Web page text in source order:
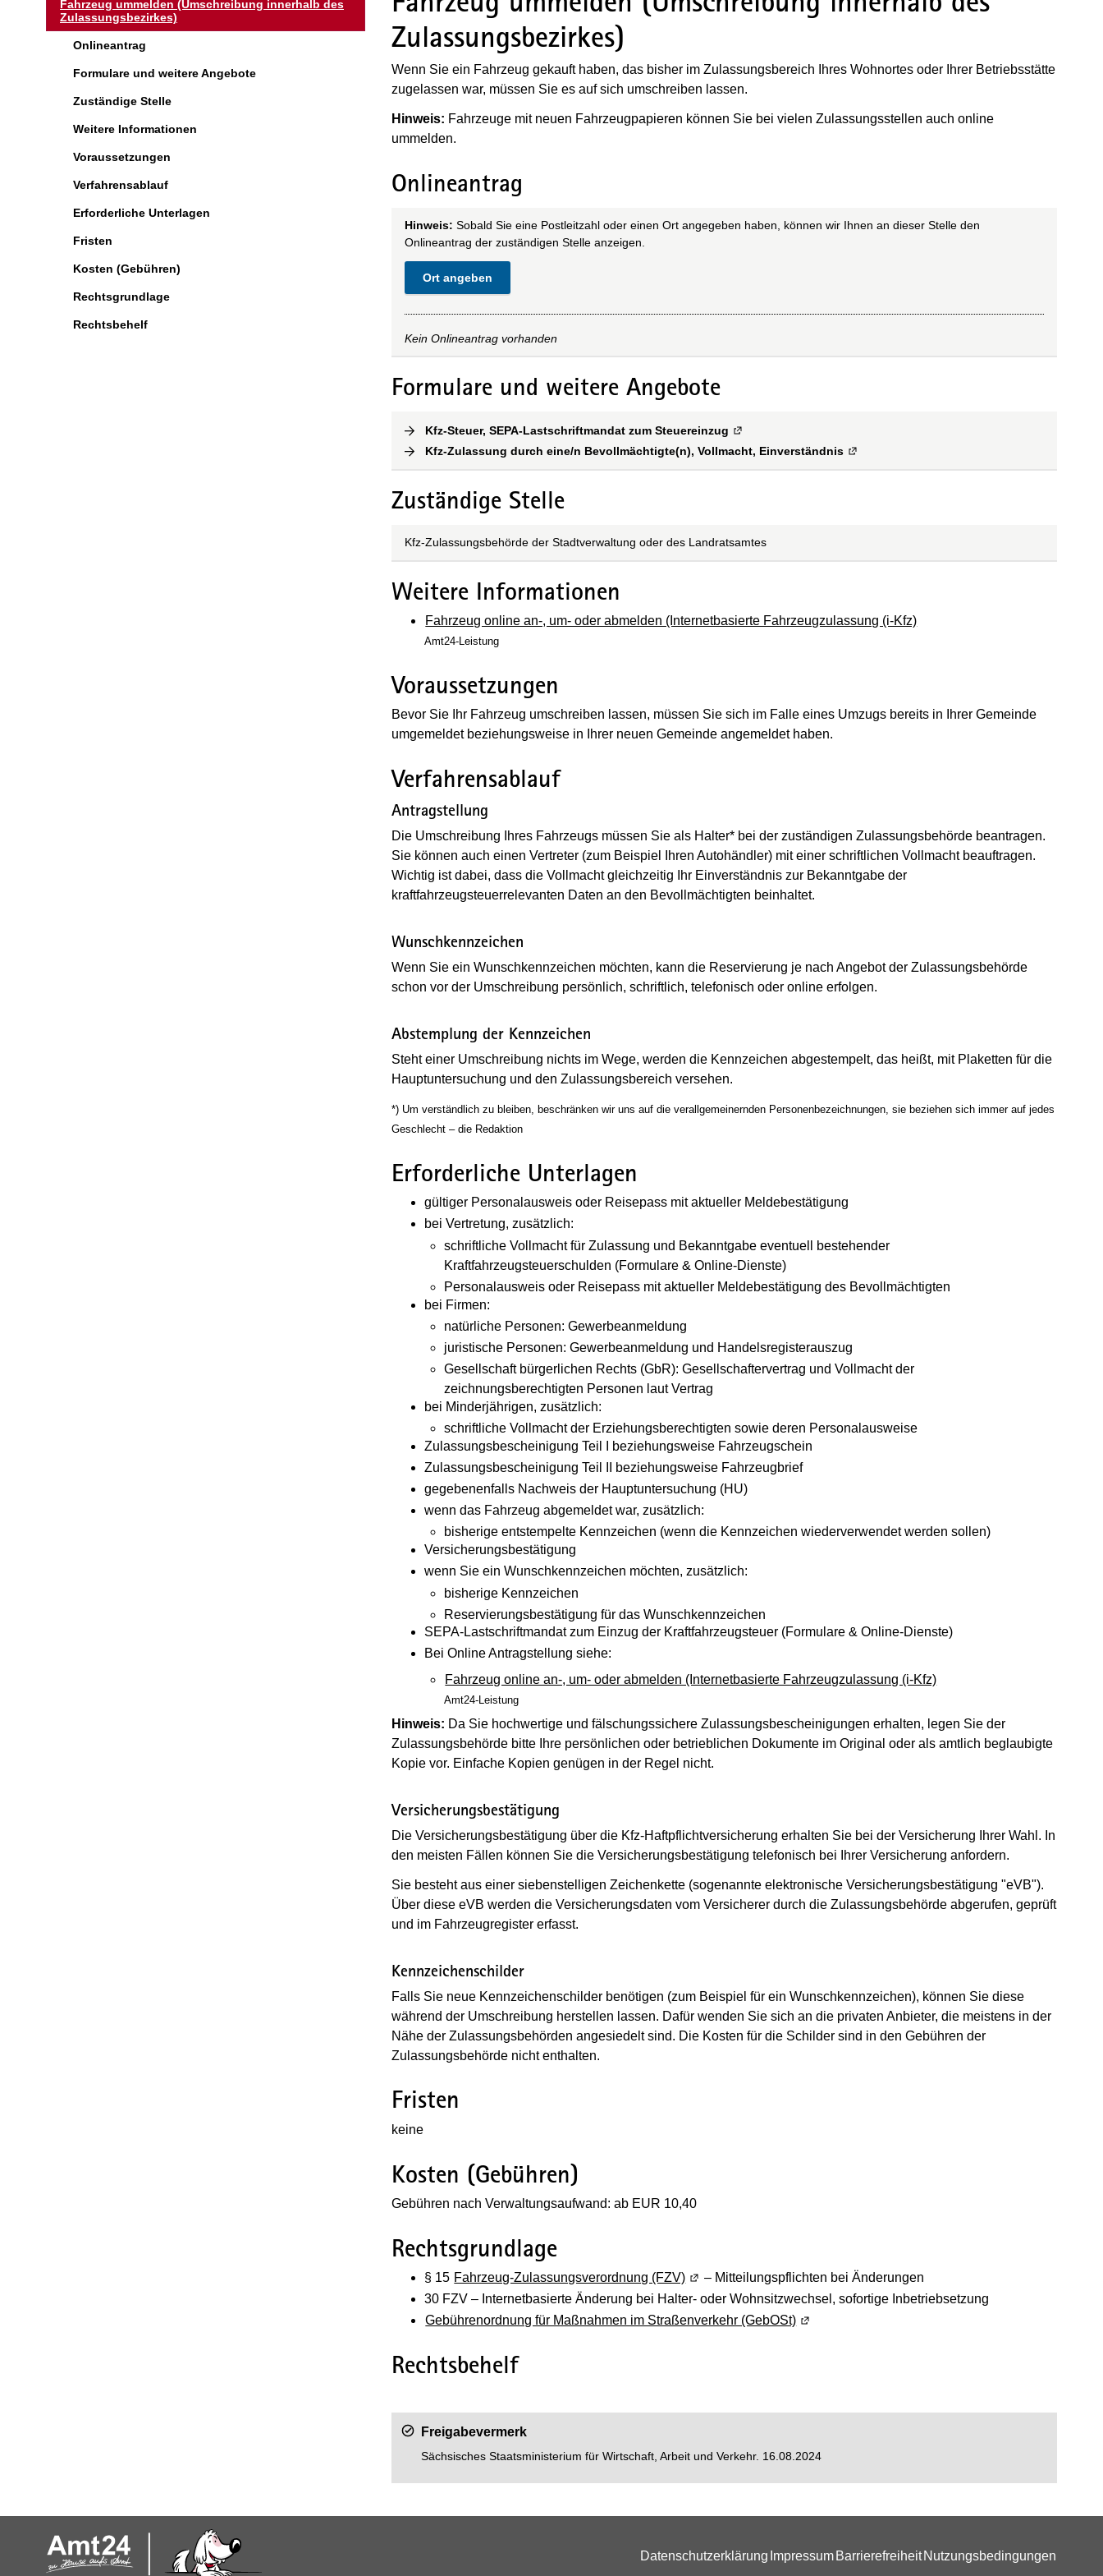
Fahrzeug ummelden (Umschreibung innerhalb des
Zulassungsbezirkes)
Onlineantrag
Formulare und weitere Angebote
Zuständige Stelle
Weitere Informationen
Voraussetzungen
Verfahrensablauf
Erforderliche Unterlagen
Fristen
Kosten (Gebühren)
Rechtsgrundlage
Rechtsbehelf
Zulassungsbezirkes)
Wenn Sie ein Fahrzeug gekauft haben, das bisher im Zulassungsbereich Ihres Wohnortes oder Ihrer Betriebsstätte
zugelassen war, müssen Sie es auf sich umschreiben lassen.
Hinweis: Fahrzeuge mit neuen Fahrzeugpapieren können Sie bei vielen Zulassungsstellen auch online
ummelden.
Onlineantrag
Hinweis: Sobald Sie eine Postleitzahl oder einen Ort angegeben haben, können wir Ihnen an dieser Stelle den
Onlineantrag der zuständigen Stelle anzeigen.
Ort angeben
Kein Onlineantrag vorhanden
Formulare und weitere Angebote
Kfz-Steuer, SEPA-Lastschriftmandat zum Steuereinzug Externe Verlinkung
Kfz-Zulassung durch eine/n Bevollmächtigte(n), Vollmacht, Einverständnis Externe Verlinkung
Zuständige Stelle
Kfz-Zulassungsbehörde der Stadtverwaltung oder des Landratsamtes
Weitere Informationen
Fahrzeug online an-, um- oder abmelden (Internetbasierte Fahrzeugzulassung (i-Kfz)
Amt24-Leistung
Voraussetzungen
Bevor Sie Ihr Fahrzeug umschreiben lassen, müssen Sie sich im Falle eines Umzugs bereits in Ihrer Gemeinde
umgemeldet beziehungsweise in Ihrer neuen Gemeinde angemeldet haben.
Verfahrensablauf
Antragstellung
Die Umschreibung Ihres Fahrzeugs müssen Sie als Halter* bei der zuständigen Zulassungsbehörde beantragen.
Sie können auch einen Vertreter (zum Beispiel Ihren Autohändler) mit einer schriftlichen Vollmacht beauftragen.
Wichtig ist dabei, dass die Vollmacht gleichzeitig Ihr Einverständnis zur Bekanntgabe der
kraftfahrzeugsteuerrelevanten Daten an den Bevollmächtigten beinhaltet.
Wunschkennzeichen
Wenn Sie ein Wunschkennzeichen möchten, kann die Reservierung je nach Angebot der Zulassungsbehörde
schon vor der Umschreibung persönlich, schriftlich, telefonisch oder online erfolgen.
Abstemplung der Kennzeichen
Steht einer Umschreibung nichts im Wege, werden die Kennzeichen abgestempelt, das heißt, mit Plaketten für die
Hauptuntersuchung und den Zulassungsbereich versehen.
*) Um verständlich zu bleiben, beschränken wir uns auf die verallgemeinernden Personenbezeichnungen, sie beziehen sich immer auf jedes
Geschlecht – die Redaktion
Erforderliche Unterlagen
gültiger Personalausweis oder Reisepass mit aktueller Meldebestätigung
bei Vertretung, zusätzlich:
schriftliche Vollmacht für Zulassung und Bekanntgabe eventuell bestehender
Kraftfahrzeugsteuerschulden (Formulare & Online-Dienste)
Personalausweis oder Reisepass mit aktueller Meldebestätigung des Bevollmächtigten
bei Firmen:
natürliche Personen: Gewerbeanmeldung
juristische Personen: Gewerbeanmeldung und Handelsregisterauszug
Gesellschaft bürgerlichen Rechts (GbR): Gesellschaftervertrag und Vollmacht der
zeichnungsberechtigten Personen laut Vertrag
bei Minderjährigen, zusätzlich:
schriftliche Vollmacht der Erziehungsberechtigten sowie deren Personalausweise
Zulassungsbescheinigung Teil I beziehungsweise Fahrzeugschein
Zulassungsbescheinigung Teil II beziehungsweise Fahrzeugbrief
gegebenenfalls Nachweis der Hauptuntersuchung (HU)
wenn das Fahrzeug abgemeldet war, zusätzlich:
bisherige entstempelte Kennzeichen (wenn die Kennzeichen wiederverwendet werden sollen)
Versicherungsbestätigung
wenn Sie ein Wunschkennzeichen möchten, zusätzlich:
bisherige Kennzeichen
Reservierungsbestätigung für das Wunschkennzeichen
SEPA-Lastschriftmandat zum Einzug der Kraftfahrzeugsteuer (Formulare & Online-Dienste)
Bei Online Antragstellung siehe:
Fahrzeug online an-, um- oder abmelden (Internetbasierte Fahrzeugzulassung (i-Kfz)
Amt24-Leistung
Hinweis: Da Sie hochwertige und fälschungssichere Zulassungsbescheinigungen erhalten, legen Sie der
Zulassungsbehörde bitte Ihre persönlichen oder betrieblichen Dokumente im Original oder als amtlich beglaubigte
Kopie vor. Einfache Kopien genügen in der Regel nicht.
Versicherungsbestätigung
Die Versicherungsbestätigung über die Kfz-Haftpflichtversicherung erhalten Sie bei der Versicherung Ihrer Wahl. In
den meisten Fällen können Sie die Versicherungsbestätigung telefonisch bei Ihrer Versicherung anfordern.
Sie besteht aus einer siebenstelligen Zeichenkette (sogenannte elektronische Versicherungsbestätigung "eVB").
Über diese eVB werden die Versicherungsdaten vom Versicherer durch die Zulassungsbehörde abgerufen, geprüft
und im Fahrzeugregister erfasst.
Kennzeichenschilder
Falls Sie neue Kennzeichenschilder benötigen (zum Beispiel für ein Wunschkennzeichen), können Sie diese
während der Umschreibung herstellen lassen. Dafür wenden Sie sich an die privaten Anbieter, die meistens in der
Nähe der Zulassungsbehörden angesiedelt sind. Die Kosten für die Schilder sind in den Gebühren der
Zulassungsbehörde nicht enthalten.
Fristen
keine
Kosten (Gebühren)
Gebühren nach Verwaltungsaufwand: ab EUR 10,40
Rechtsgrundlage
§ 15 Fahrzeug-Zulassungsverordnung (FZV) (Wird in einem neuen Fenster geöffnet)
– Mitteilungspflichten bei Änderungen
30 FZV – Internetbasierte Änderung bei Halter- oder Wohnsitzwechsel, sofortige Inbetriebsetzung
Gebührenordnung für Maßnahmen im Straßenverkehr (GebOSt) (Wird in einem neuen Fenster geöffnet)
Rechtsbehelf
Freigabevermerk
Sächsisches Staatsministerium für Wirtschaft, Arbeit und Verkehr. 16.08.2024
Datenschutzerklärung Impressum Barrierefreiheit Nutzungsbedingungen